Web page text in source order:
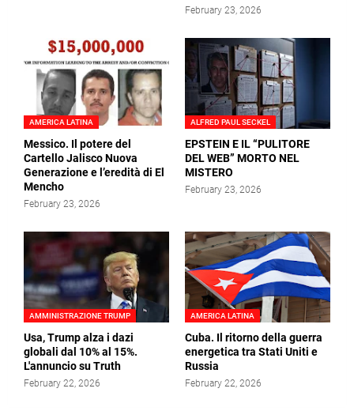
February 23, 2026
AMERICA LATINA
Messico. Il potere del
Cartello Jalisco Nuova
Generazione e l’eredità di El
Mencho
February 23, 2026
ALFRED PAUL SECKEL
EPSTEIN E IL “PULITORE
DEL WEB” MORTO NEL
MISTERO
February 23, 2026
AMMINISTRAZIONE TRUMP
Usa, Trump alza i dazi
globali dal 10% al 15%.
L'annuncio su Truth
February 22, 2026
AMERICA LATINA
Cuba. Il ritorno della guerra
energetica tra Stati Uniti e
Russia
February 22, 2026